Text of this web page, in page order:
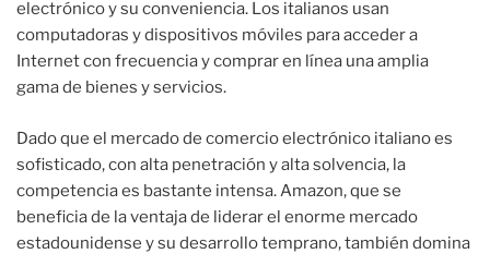
electrónico y su conveniencia. Los italianos usan
computadoras y dispositivos móviles para acceder a
Internet con frecuencia y comprar en línea una amplia
gama de bienes y servicios.
Dado que el mercado de comercio electrónico italiano es
sofisticado, con alta penetración y alta solvencia, la
competencia es bastante intensa. Amazon, que se
beneficia de la ventaja de liderar el enorme mercado
estadounidense y su desarrollo temprano, también domina